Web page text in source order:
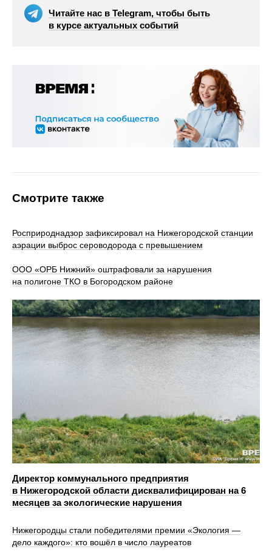
Читайте нас в Telegram, чтобы быть
в курсе актуальных событий
Смотрите также
Росприроднадзор зафиксировал на Нижегородской станции
аэрации выброс сероводорода с превышением
ООО «ОРБ Нижний» оштрафовали за нарушения
на полигоне ТКО в Богородском районе
Директор коммунального предприятия
в Нижегородской области дисквалифицирован на 6
месяцев за экологические нарушения
Нижегородцы стали победителями премии «Экология —
дело каждого»: кто вошёл в число лауреатов